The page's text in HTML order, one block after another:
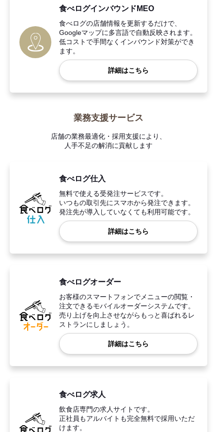
食べログインバウンドMEO
食べログの店舗情報を更新するだけで、
Googleマップに多言語で自動反映されます。
低コストで手間なくインバウンド対策ができ
ます。
詳細はこちら
業務支援サービス
店舗の業務最適化・採用支援により、
人手不足の解消に貢献します
食べログ仕入
無料で使える受発注サービスです。
いつもの取引先にスマホから発注できます。
発注先が導入していなくても利用可能です。
詳細はこちら
食べログオーダー
お客様のスマートフォンでメニューの閲覧・
注文できるモバイルオーダーシステムです。
売り上げを向上させながらもっと喜ばれるレ
ストランにしましょう。
詳細はこちら
食べログ求人
飲食店専門の求人サイトです。
正社員もアルバイトも完全無料で採用いただ
けます。